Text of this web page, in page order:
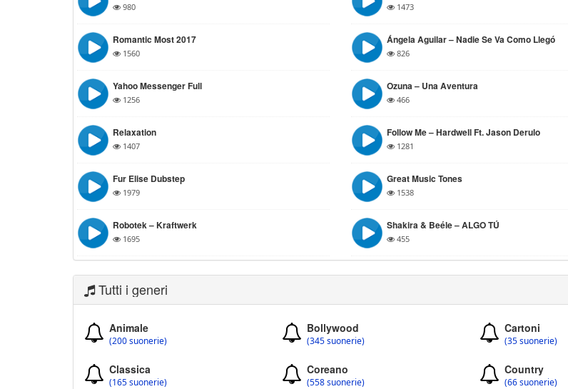
980 1473
Romantic Most 2017
1560
Ángela Aguilar – Nadie Se Va Como Llegó
826
Yahoo Messenger Full
1256
Ozuna – Una Aventura
466
Relaxation
1407
Follow Me – Hardwell Ft. Jason Derulo
1281
Fur Elise Dubstep
1979
Great Music Tones
1538
Robotek – Kraftwerk
1695
Shakira & Beéle – ALGO TÚ
455
Tutti i generi
Animale
(200 suonerie)
Bollywood
(345 suonerie)
Cartoni
(35 suonerie)
Classica
(165 suonerie)
Coreano
(558 suonerie)
Country
(66 suonerie)